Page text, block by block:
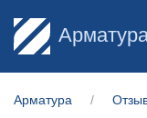
Арматура